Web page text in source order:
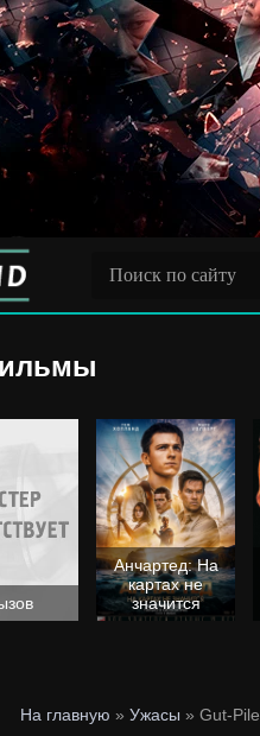
Анчартед: На
картах не
значится
На главную » Ужасы » Gut-Pile